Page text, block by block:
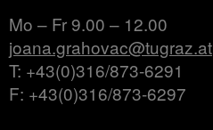
Mo – Fr 9.00 – 12.00
joana.grahovac@tugraz.at
T: +43(0)316/873-6291
F: +43(0)316/873-6297